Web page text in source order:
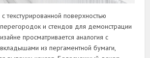
текстурированной поверхностью
и стендов для демонстрации
просматривается аналогия с
из пергаментной бумаги,